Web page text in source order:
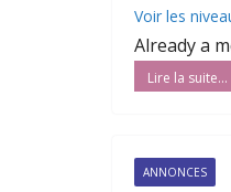
Voir les
Already a
ANNONCES